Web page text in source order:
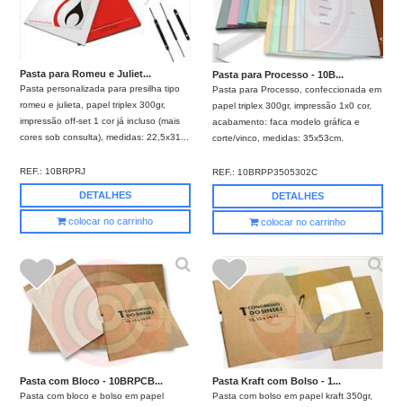
Pasta para Romeu e Juliet...
Pasta personalizada para presilha tipo
romeu e julieta, papel triplex 300gr,
impressão off-set 1 cor já incluso (mais
cores sob consulta), medidas: 22,5x31...
REF.: 10BRPRJ
DETALHES
colocar no carrinho
Pasta para Processo - 10B...
Pasta para Processo, confeccionada em
papel triplex 300gr, impressão 1x0 cor,
acabamento: faca modelo gráfica e
corte/vinco, medidas: 35x53cm.
REF.: 10BRPP3505302C
DETALHES
colocar no carrinho
Pasta com Bloco - 10BRPCB...
Pasta com bloco e bolso em papel
Pasta Kraft com Bolso - 1...
Pasta com bolso em papel kraft 350gr,